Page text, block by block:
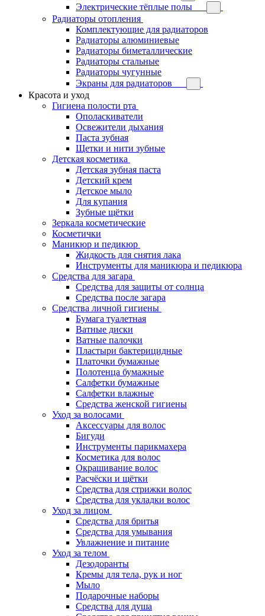
Электрические тёплые полы
Радиаторы отопления
Комплектующие для радиаторов
Радиаторы алюминиевые
Радиаторы биметаллические
Радиаторы стальные
Радиаторы чугунные
Экраны для радиаторов
Красота и уход
Гигиена полости рта
Ополаскиватели
Освежители дыхания
Паста зубная
Щетки и нити зубные
Детская косметика
Детская зубная паста
Детский крем
Детское мыло
Для купания
Зубные щётки
Зеркала косметические
Косметички
Маникюр и педикюр
Жидкость для снятия лака
Инструменты для маникюра и педикюра
Средства для загара
Средства для защиты от солнца
Средства после загара
Средства личной гигиены
Бумага туалетная
Ватные диски
Ватные палочки
Пластыри бактерицидные
Платочки бумажные
Полотенца бумажные
Салфетки бумажные
Салфетки влажные
Средства женской гигиены
Уход за волосами
Аксессуары для волос
Бигуди
Инструменты парикмахера
Косметика для волос
Окрашивание волос
Расчёски и щётки
Средства для стрижки волос
Средства для укладки волос
Уход за лицом
Средства для бритья
Средства для умывания
Увлажнение и питание
Уход за телом
Дезодоранты
Кремы для тела, рук и ног
Мыло
Подарочные наборы
Средства для душа